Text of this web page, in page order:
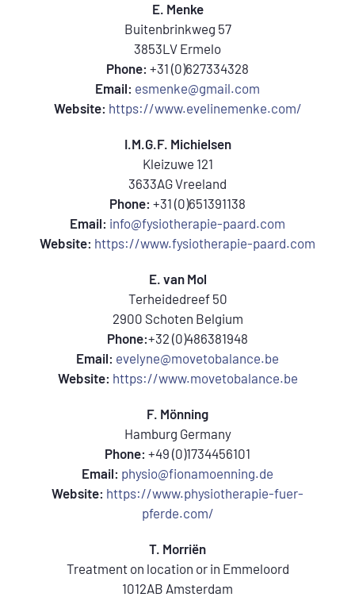
E. Menke
Buitenbrinkweg 57
3853LV Ermelo
Phone: +31 (0)627334328
Email: esmenke@gmail.com
Website: https://www.evelinemenke.com/
I.M.G.F. Michielsen
Kleizuwe 121
3633AG Vreeland
Phone: +31 (0)651391138
Email: info@fysiotherapie-paard.com
Website: https://www.fysiotherapie-paard.com
E. van Mol
Terheidedreef 50
2900 Schoten Belgium
Phone:+32 (0)486381948
Email: evelyne@movetobalance.be
Website: https://www.movetobalance.be
F. Mönning
Hamburg Germany
Phone: +49 (0)1734456101
Email: physio@fionamoenning.de
Website: https://www.physiotherapie-fuer-
pferde.com/
T. Morriën
Treatment on location or in Emmeloord
1012AB Amsterdam